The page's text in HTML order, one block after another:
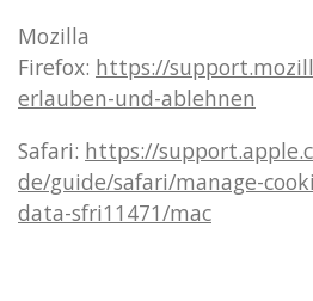
Mozilla
Firefox: https://
erlauben-und-ablehnen
Safari: https://
de/guide/safari/manage-
data-sfri11471/mac